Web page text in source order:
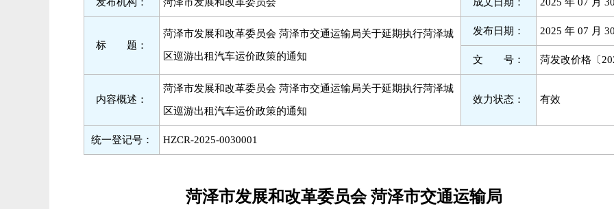
标 题：
菏泽市发展和改革委员会 菏泽市交通运输局关于延期执行菏泽城
区巡游出租汽车运价政策的通知
发布日期： 2025 年 07 月
文 号： 菏发改价格〔
内容概述：
菏泽市发展和改革委员会 菏泽市交通运输局关于延期执行菏泽城
区巡游出租汽车运价政策的通知
效力状态： 有效
统一登记号： HZCR-2025-0030001
菏泽市发展和改革委员会 菏泽市交通运输局